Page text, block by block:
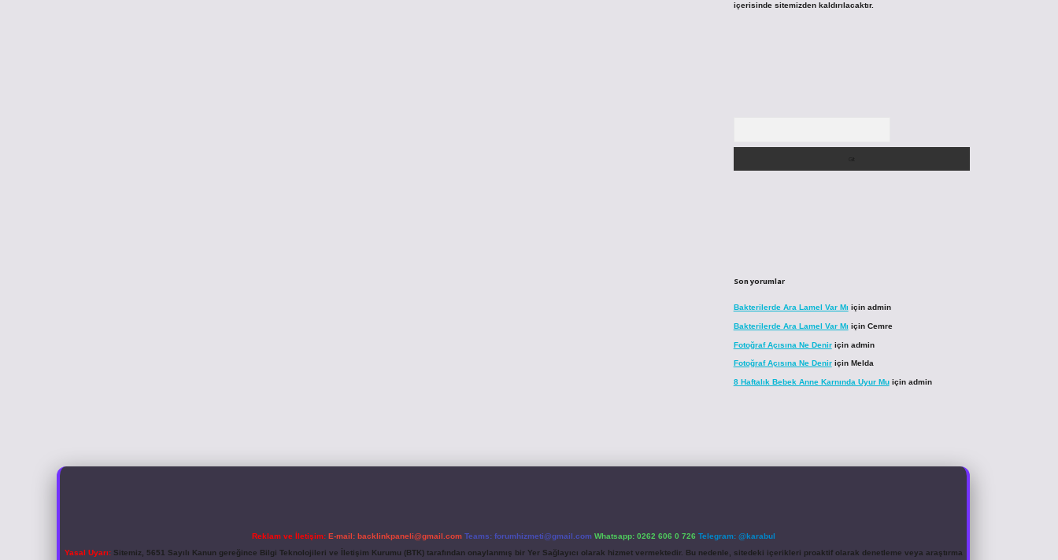
içerisinde sitemizden kaldırılacaktır.
Son yorumlar
Bakterilerde Ara Lamel Var Mı için admin
Bakterilerde Ara Lamel Var Mı için Cemre
Fotoğraf Açısına Ne Deniriçin admin
Fotoğraf Açısına Ne Deniriçin Melda
8 Haftalık Bebek Anne Karnında Uyur Muiçin admin
Reklam ve İletişim: E-mail: backlinkpaneli@gmail.com Teams: forumhizmeti@gmail.com Whatsapp: 0262 606 0 726 Telegram: @karabul
Yasal Uyarı:Sitemiz, 5651 Sayılı Kanun gereğince Bilgi Teknolojileri ve İletişim Kurumu (BTK) tarafından onaylanmış bir Yer Sağlayıcı olarak hizmet vermektedir. Bu nedenle, sitedeki içerikleri proaktif olarak denetleme veya araştırma